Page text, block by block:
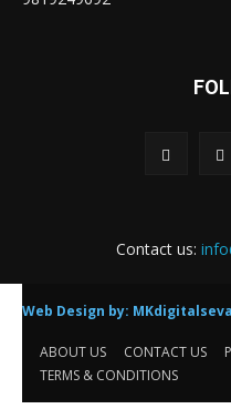
Contact us:
Web Design by:
ABOUT US CONTACT US
TERMS & CONDITIONS